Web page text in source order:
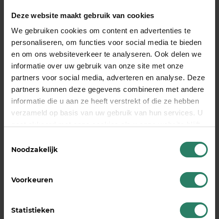
Deze website maakt gebruik van cookies
We gebruiken cookies om content en advertenties te
personaliseren, om functies voor social media te bieden
en om ons websiteverkeer te analyseren. Ook delen we
informatie over uw gebruik van onze site met onze
partners voor social media, adverteren en analyse. Deze
partners kunnen deze gegevens combineren met andere
informatie die u aan ze heeft verstrekt of die ze hebben
verzameld op basis van uw gebruik van hun services. U
Noodzakelijk
Voorkeuren
Statistieken
Mindfulness en meditatiekun je eenvoudig
integreren door bewust adem te halen,
aandachtig te eten en korte meditatiemomenten
in te bouwen. Deze praktijken helpen je om in het
moment te blijven en minder te piekeren over de
toekomst of het verleden.
Begin met korte sessies van 5 minuten per dag.
Download een meditatie-app of luister naar
geleide meditaties online. Consistentie is
belangrijker dan duur, dus kies een tijd die je
realistisch vol kunt houden.
Oefen mindfulness tijdens alledaagse activiteiten.
Let bewust op de smaak van je koffie, voel het
volledig op één taak tegelijk. Dit helpt je om meer